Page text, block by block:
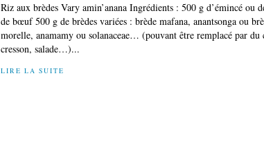
Riz aux brèdes Vary amin’anana Ingrédients : 500 g d’émincé ou
de bœuf 500 g de brèdes variées : brède mafana, anantsonga ou
morelle, anamamy ou solanaceae… (pouvant être remplacé par du
cresson, salade…)...
LIRE LA SUITE